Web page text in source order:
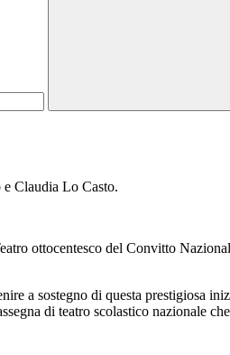
Claudia Lo Casto.
ottocentesco del Convitto
a sostegno di questa prestigiosa
di teatro scolastico nazionale